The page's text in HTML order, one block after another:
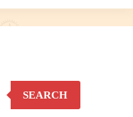
SEARCH